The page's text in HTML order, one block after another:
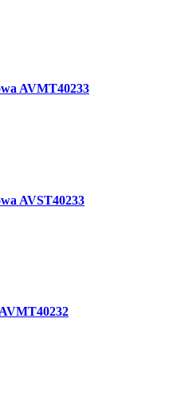
AVMT40233
AVST40233